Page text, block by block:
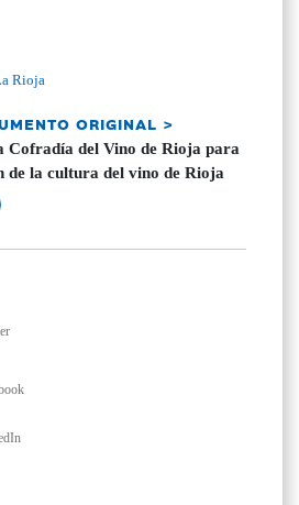
Rioja
ORIGINAL >
Cofradía del Vino de Rioja para
de la cultura del vino de Rioja